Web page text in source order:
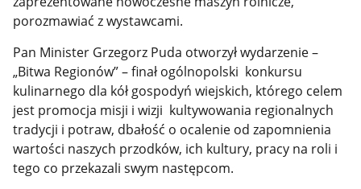
porozmawiać z wystawcami.
Pan Minister Grzegorz Puda otworzył wydarzenie –
„Bitwa Regionów” – finał ogólnopolski konkursu
kulinarnego dla kół gospodyń wiejskich, którego celem
jest promocja misji i wizji kultywowania regionalnych
tradycji i potraw, dbałość o ocalenie od zapomnienia
wartości naszych przodków, ich kultury, pracy na roli i
tego co przekazali swym następcom.